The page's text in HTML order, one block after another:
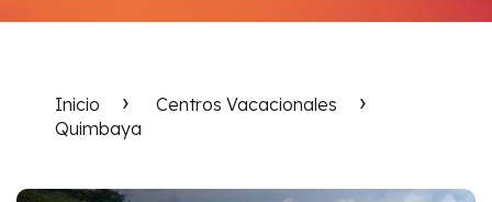
Inicio
Centros Vacacionales
Quimbaya